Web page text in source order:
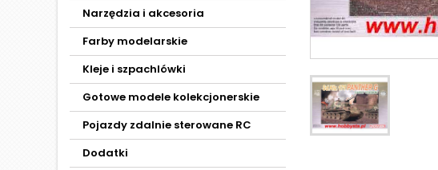
Narzędzia i akcesoria
Farby modelarskie
Kleje i szpachlówki
Gotowe modele kolekcjonerskie
Pojazdy zdalnie sterowane RC
Dodatki